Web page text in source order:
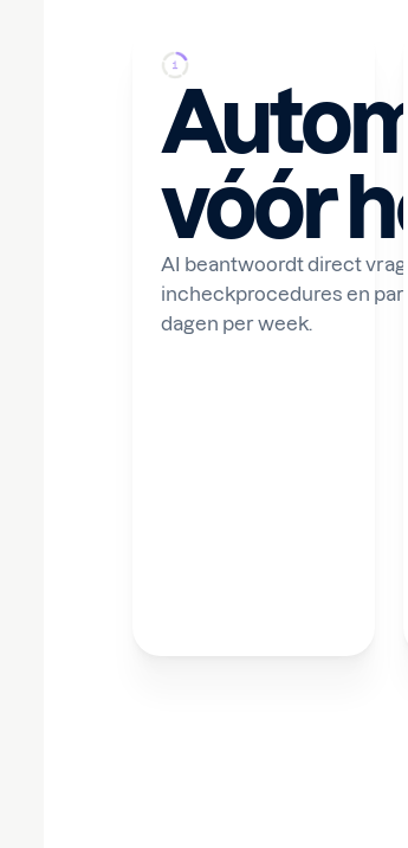
vóór
AI beantwoordt direct
incheckprocedures en
dagen per week.